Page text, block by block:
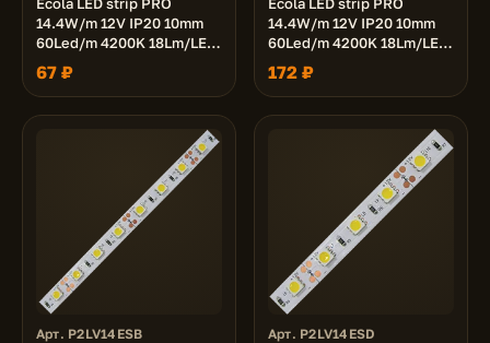
14.4W/m 12V IP20 10mm
60Led/m 4200K 18Lm/LED
1080Lm/m светодиодная
лента 1м.
67 ₽
14.4W/m 12V IP20 10mm
60Led/m 4200K 18Lm/LED
1080Lm/m светодиодная
лента на катушке 3м.
172 ₽
Арт. P2LV14ESB Арт. P2LV14ESD